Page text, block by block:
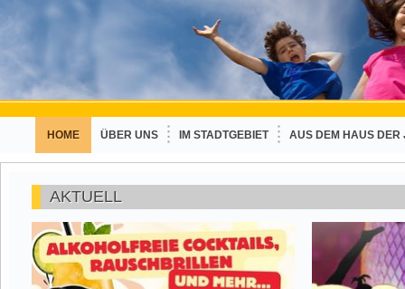
HOME ÜBER UNS IM STADTGEBIET AUS DEM HAUS DER
AKTUELL